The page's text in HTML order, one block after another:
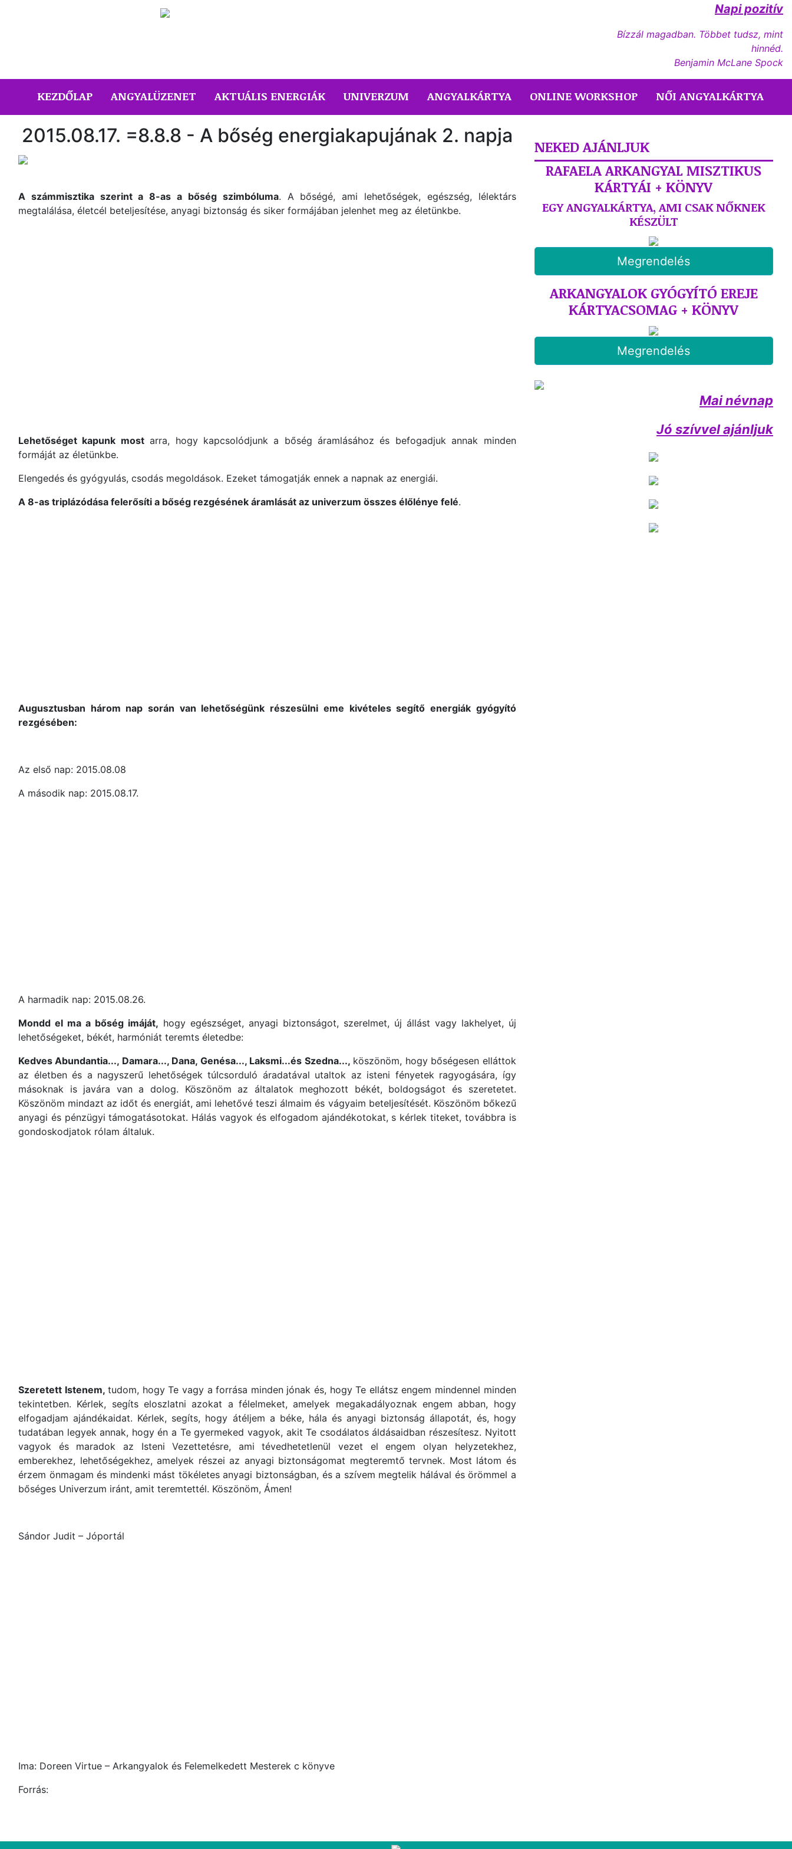
Napi pozitív
Bízzál magadban. Többet tudsz, mint
hinnéd.
Benjamin McLane Spock
KEZDŐLAP(CURRENT)
ANGYALÜZENET AKTUÁLIS ENERGIÁK UNIVERZUM ANGYALKÁRTYA ONLINE WORKSHOP NŐI ANGYALKÁRTYA
2015.08.17. =8.8.8 - A bőség energiakapujának 2. napja
A számmisztika szerint a 8-as a bőség szimbóluma. A bőségé, ami lehetőségek, egészség, lélektárs
megtalálása, életcél beteljesítése, anyagi biztonság és siker formájában jelenhet meg az életünkbe.
Lehetőséget kapunk mostarra, hogy kapcsolódjunk a bőség áramlásához és befogadjuk annak minden
formáját az életünkbe.
Elengedés és gyógyulás, csodás megoldások. Ezeket támogatják ennek a napnak az energiái.
A 8-as triplázódása felerősíti a bőség rezgésének áramlását az univerzum összes élőlénye felé.
Augusztusban három nap során van lehetőségünk részesülni eme kivételes segítő energiák gyógyító
rezgésében:
Az első nap: 2015.08.08
A második nap: 2015.08.17.
A harmadik nap: 2015.08.26.
Mondd el ma a bőség imáját, hogy egészséget, anyagi biztonságot, szerelmet, új állást vagy lakhelyet, új
lehetőségeket, békét, harmóniát teremts életedbe:
Kedves Abundantia..., Damara..., Dana, Genésa..., Laksmi...és Szedna..., köszönöm, hogy bőségesen elláttok
az életben és a nagyszerű lehetőségek túlcsorduló áradatával utaltok az isteni fényetek ragyogására, így
másoknak is javára van a dolog. Köszönöm az általatok meghozott békét, boldogságot és szeretetet.
Köszönöm mindazt az időt és energiát, ami lehetővé teszi álmaim és vágyaim beteljesítését. Köszönöm bőkezű
anyagi és pénzügyi támogatásotokat. Hálás vagyok és elfogadom ajándékotokat, s kérlek titeket, továbbra is
gondoskodjatok rólam általuk.
Szeretett Istenem,tudom, hogy Te vagy a forrása minden jónak és, hogy Te ellátsz engem mindennel minden
tekintetben. Kérlek, segíts eloszlatni azokat a félelmeket, amelyek megakadályoznak engem abban, hogy
elfogadjam ajándékaidat. Kérlek, segíts, hogy átéljem a béke, hála és anyagi biztonság állapotát, és, hogy
tudatában legyek annak, hogy én a Te gyermeked vagyok, akit Te csodálatos áldásaidban részesítesz. Nyitott
vagyok és maradok az Isteni Vezettetésre, ami tévedhetetlenül vezet el engem olyan helyzetekhez,
emberekhez, lehetőségekhez, amelyek részei az anyagi biztonságomat megteremtő tervnek. Most látom és
érzem önmagam és mindenki mást tökéletes anyagi biztonságban, és a szívem megtelik hálával és örömmel a
bőséges Univerzum iránt, amit teremtettél. Köszönöm, Ámen!
Sándor Judit – Jóportál
Ima: Doreen Virtue – Arkangyalok és Felemelkedett Mesterek c könyve
Forrás:
NEKED AJÁNLJUK
RAFAELA ARKANGYAL MISZTIKUS
KÁRTYÁI + KÖNYV
EGY ANGYALKÁRTYA, AMI CSAK NŐKNEK
KÉSZÜLT
Megrendelés
ARKANGYALOK GYÓGYÍTÓ EREJE
KÁRTYACSOMAG + KÖNYV
Megrendelés
Mai névnap
Jó szívvel ajánljuk